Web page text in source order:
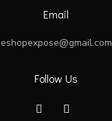
Email
eshopexpose@gmail.com
Follow Us